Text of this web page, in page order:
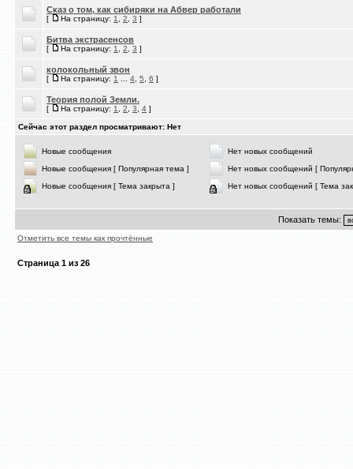
Сказ о том, как сибиряки на Абвер работали
[ На страницу: 1 2 3 ]
Битва экстрасенсов
[ На страницу: 1 2 3 ]
колокольный звон
[ На страницу: 1 4 5 6 ]
Теория полой Земли.
[ На страницу: 1 2 3 4 ]
Сейчас этот раздел просматривают: Нет
Новые сообщения
Нет новых сообщений
Новые сообщения [ Популярная тема ]
Нет новых сообщений [
Новые сообщения [ Тема закрыта ]
Нет новых сообщений [ Тема
Показать темы:
Отметить все темы как прочтённые
Страница 1 из 26